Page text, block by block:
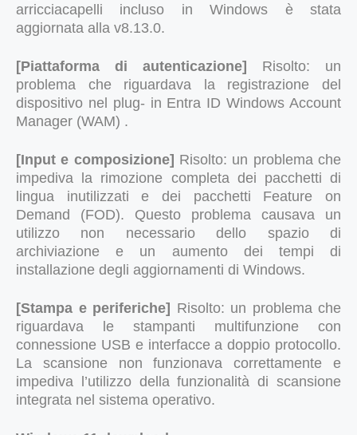
arricciacapelli incluso in Windows è stata
aggiornata alla v8.13.0.
[Piattaforma di autenticazione] Risolto: un
problema che riguardava la registrazione del
dispositivo nel plug- in Entra ID Windows Account
Manager (WAM) .
[Input e composizione] Risolto: un problema che
impediva la rimozione completa dei pacchetti di
lingua inutilizzati e dei pacchetti Feature on
Demand (FOD). Questo problema causava un
utilizzo non necessario dello spazio di
archiviazione e un aumento dei tempi di
installazione degli aggiornamenti di Windows.
[Stampa e periferiche] Risolto: un problema che
riguardava le stampanti multifunzione con
connessione USB e interfacce a doppio protocollo.
La scansione non funzionava correttamente e
impediva l’utilizzo della funzionalità di scansione
integrata nel sistema operativo.